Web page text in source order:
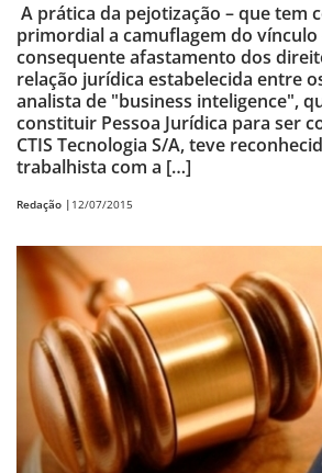
A prática da pejotização – que tem
primordial a camuflagem do
consequente afastamento dos
relação jurídica estabelecida entre
analista de "business inteligence",
constituir Pessoa Jurídica para ser
CTIS Tecnologia S/A, teve
trabalhista com a […]
Redação | 12/07/2015